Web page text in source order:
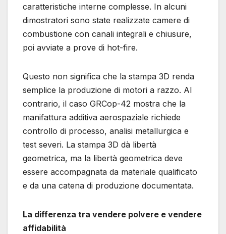
caratteristiche interne complesse. In alcuni
dimostratori sono state realizzate camere di
combustione con canali integrali e chiusure,
poi avviate a prove di hot-fire.
Questo non significa che la stampa 3D renda
semplice la produzione di motori a razzo. Al
contrario, il caso GRCop-42 mostra che la
manifattura additiva aerospaziale richiede
controllo di processo, analisi metallurgica e
test severi. La stampa 3D dà libertà
geometrica, ma la libertà geometrica deve
essere accompagnata da materiale qualificato
e da una catena di produzione documentata.
La differenza tra vendere polvere e vendere
affidabilità